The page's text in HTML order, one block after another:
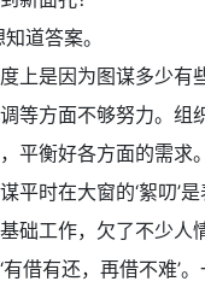
道答案。
上是因为图谋多少有
等方面不够努力。组
平衡好各方面的需求
平时在大窗的‘絮叨’
础工作，欠了不少人
有借有还，再借不难’